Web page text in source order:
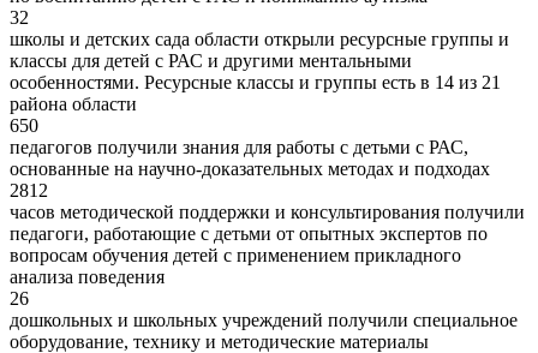
32
школы и детских сада области открыли ресурсные группы и
классы для детей с РАС и другими ментальными
особенностями. Ресурсные классы и группы есть в 14 из 21
района области
650
педагогов получили знания для работы с детьми с РАС,
основанные на научно-доказательных методах и подходах
2812
часов методической поддержки и консультирования получили
педагоги, работающие с детьми от опытных экспертов по
вопросам обучения детей с применением прикладного
анализа поведения
26
дошкольных и школьных учреждений получили специальное
оборудование, технику и методические материалы